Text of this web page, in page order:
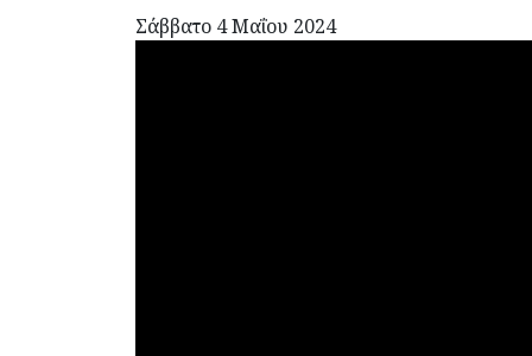
Σάββατο 4 Μαΐου 2024